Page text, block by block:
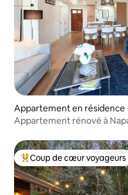
Appartement en résidence
Appartement rénové à
Coups de cœur voyageurs
Coup de cœur voyageurs